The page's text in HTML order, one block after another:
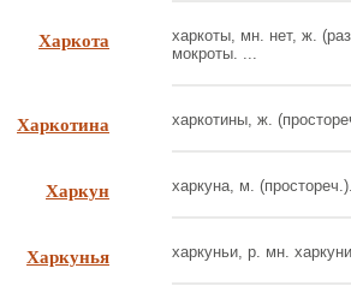
Харкота
харкоты, мн. нет, ж.
мокроты. ...
Харкотина харкотины, ж.
Харкун харкуна, м.
Харкунья харкуньи, р. мн.